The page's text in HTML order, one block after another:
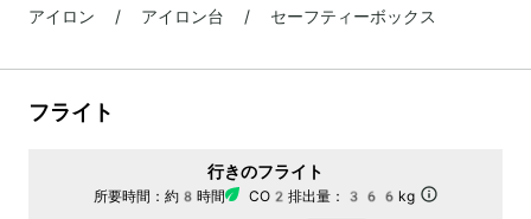
アイロン / アイロン台 / セーフティーボックス
フライト
行きのフライト
所要時間： 約8時間 CO2排出量： 366kg